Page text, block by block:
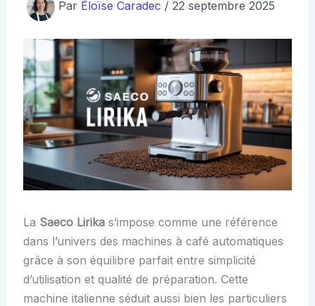
Par Éloïse Caradec / 22 septembre 2025
La Saeco Lirikas’impose comme une référence
dans l’univers des machines à café automatiques
grâce à son équilibre parfait entre simplicité
d’utilisation et qualité de préparation. Cette
machine italienne séduit aussi bien les particuliers